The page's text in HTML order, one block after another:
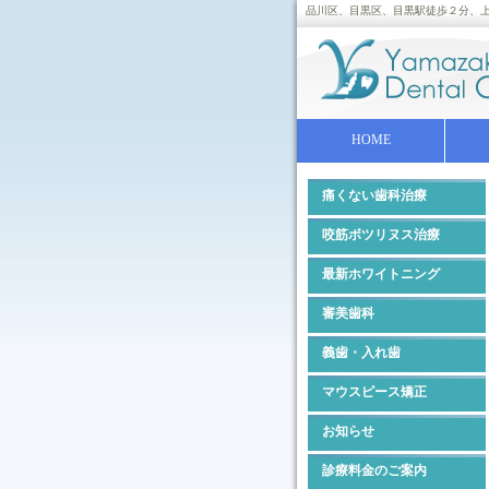
品川区、目黒区、目黒駅徒歩２分、
HOME
痛くない歯科治療
咬筋ボツリヌス治療
最新ホワイトニング
審美歯科
義歯・入れ歯
マウスピース矯正
お知らせ
診療料金のご案内